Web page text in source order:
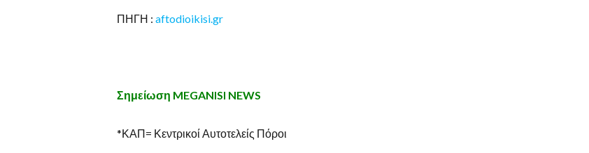
ΠΗΓΗ : aftodioikisi.gr
Σημείωση MEGANISI NEWS
*ΚΑΠ= Κεντρικοί Αυτοτελείς Πόροι